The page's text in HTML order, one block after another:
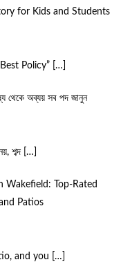
for Kids and Students
Policy”
[…]
অব্যয় সব পদ জানুন
শব্দ […]
Wakefield: Top-Rated
Patios
and you
[…]